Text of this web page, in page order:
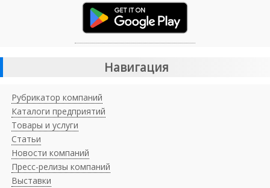
Навигация
Рубрикатор компаний
Каталоги предприятий
Товары и услуги
Статьи
Новости компаний
Пресс-релизы компаний
Выставки